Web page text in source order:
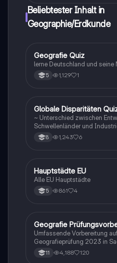
Regionen. Ideal für
Umweltwissenschaften.
Beliebtester Inhalt in
Geographie/Erdkunde
GGeographie/Erdkunde
Geografie Quiz
lerne Deutschland und seine
5 1,129 1
GGeographie/Erdkunde
Globale Disparitäten
~ Unterschied zwischen
Schwellenländer und Industrieländer
gegen die Disparitäten
8 1,243 6
HGeographie/Erdkunde
Hauptstädte EU
Alle EU Hauptstädte
5 861 4
Geographie/Erdkunde
Geografie
Umfassende Vorbereitung
Geografieprüfung 2023 in
Zusammenstellung deckt
darunter Windbildung,
11 4,188 120